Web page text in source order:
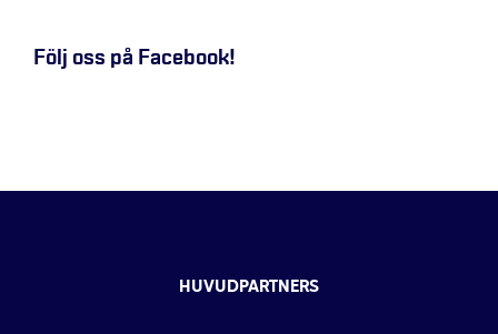
Följ oss på Facebook!
HUVUDPARTNERS